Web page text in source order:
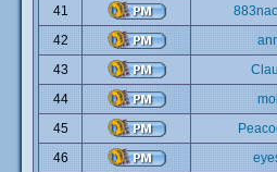
41
42
43
44
45
46